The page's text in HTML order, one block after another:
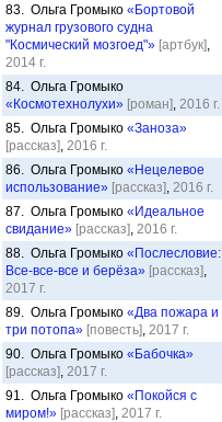
83. Ольга Громыко «Бортовой
журнал грузового судна
"Космический мозгоед"» [артбук],
2014 г.
84. Ольга Громыко
«Космотехнолухи» [роман], 2016 г.
85. Ольга Громыко «Заноза»
[рассказ], 2016 г.
86. Ольга Громыко «Нецелевое
использование» [рассказ], 2016 г.
87. Ольга Громыко «Идеальное
свидание» [рассказ], 2016 г.
88. Ольга Громыко «Послесловие:
Все-все-все и берёза» [рассказ],
2017 г.
89. Ольга Громыко «Два пожара и
три потопа» [повесть], 2017 г.
90. Ольга Громыко «Бабочка»
[рассказ], 2017 г.
91. Ольга Громыко «Покойся с
миром!» [рассказ], 2017 г.